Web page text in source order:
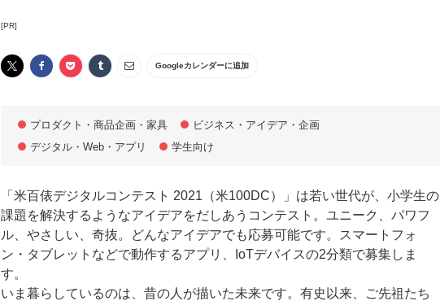
[PR]
Googleカレンダーに追加
プロダクト・商品企画・家具
ビジネス・アイデア・企画
デジタル・Web・アプリ
学生向け
「米百俵デジタルコンテスト 2021（米100DC）」は若い世代が、小学生の
課題を解決するようなアイデアをだしあうコンテスト。ユニーク、パワフ
ル、やさしい、奇抜。どんなアイデアでも応募可能です。スマートフォ
ン・タブレットなどで動作するアプリ、IoTデバイスの2分類で募集しま
す。
いま暮らしているのは、昔の人が描いた未来です。有史以来、ご先祖たち